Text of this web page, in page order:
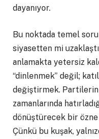
dayanıyor.
Bu noktada temel
siyasetten mi
anlamakta yetersiz
“dinlenmek” değil;
değiştirmek.
zamanlarında
dönüştürecek bir
Çünkü bu kuşak,